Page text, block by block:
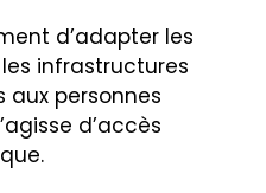
d’adapter les
infrastructures
aux personnes
d’accès